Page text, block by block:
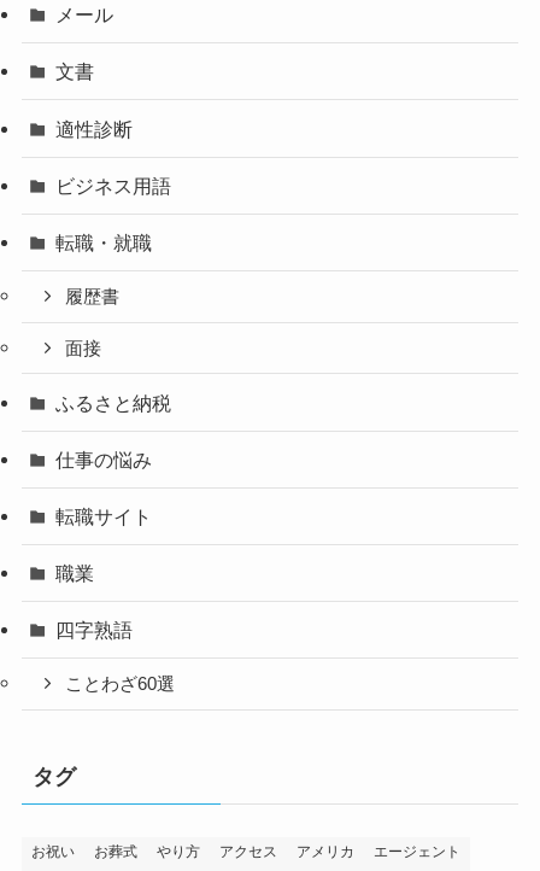
メール
文書
適性診断
ビジネス用語
転職・就職
履歴書
面接
ふるさと納税
仕事の悩み
転職サイト
職業
四字熟語
ことわざ60選
タグ
お祝い お葬式 やり方 アクセス アメリカ
エージェント